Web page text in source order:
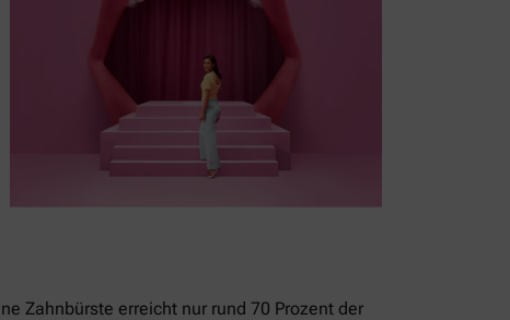
Zahnbürste erreicht nur rund 70 Prozent der